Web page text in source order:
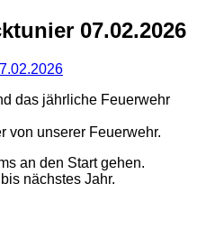
07.02.2026
das jährliche Feuerwehr
von unserer Feuerwehr.
an den Start gehen.
nächstes Jahr.